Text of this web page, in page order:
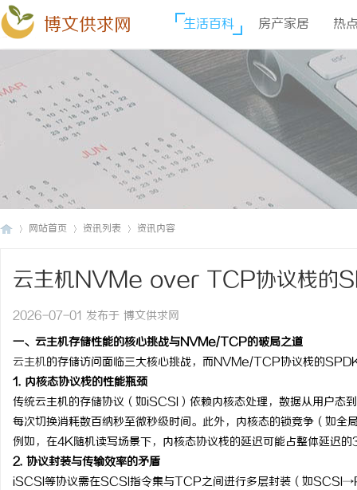
博文供求网 生活百科 房产家居 热
网站首页 资讯列表 资讯内容
云主机NVMe over TCP协议栈的
2026-07-01 发布于 博文供求网
一、云主机存储性能的核心挑战与NVMe/TCP的破局之道
云主机的存储访问面临三大核心挑战，而NVMe/TCP协议栈的
1. 内核态协议栈的性能瓶颈
传统云主机的存储协议（如iSCSI）依赖内核态处理，数据从用户
每次切换消耗数百纳秒至微秒级时间。此外，内核态的锁竞争（如
例如，在4K随机读写场景下，内核态协议栈的延迟可能占整体延迟
2. 协议封装与传输效率的矛盾
iSCSI等协议需在SCSI指令集与TCP之间进行多层封装（如